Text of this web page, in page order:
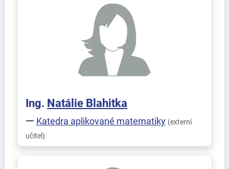
Ing. Natálie Blahitka
Katedra aplikované matematiky (externí
učitel)